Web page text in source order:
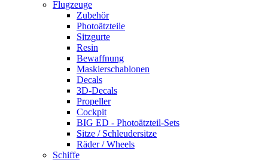
Flugzeuge
Zubehör
Photoätzteile
Sitzgurte
Resin
Bewaffnung
Maskierschablonen
Decals
3D-Decals
Propeller
Cockpit
BIG ED - Photoätzteil-Sets
Sitze / Schleudersitze
Räder / Wheels
Schiffe